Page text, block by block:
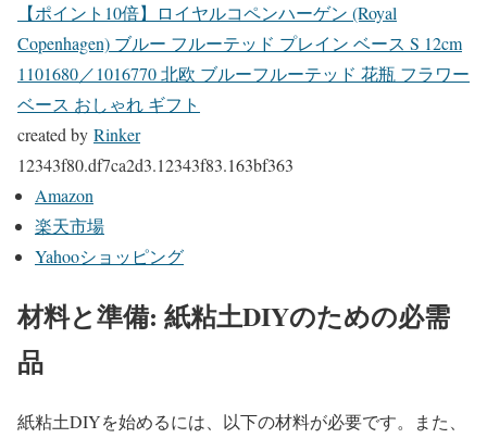
【ポイント10倍】ロイヤルコペンハーゲン (Royal
Copenhagen) ブルー フルーテッド プレイン ベース S 12cm
1101680／1016770 北欧 ブルーフルーテッド 花瓶 フラワー
ベース おしゃれ ギフト
created by Rinker
12343f80.df7ca2d3.12343f83.163bf363
Amazon
楽天市場
Yahooショッピング
材料と準備: 紙粘土DIYのための必需
品
紙粘土DIYを始めるには、以下の材料が必要です。また、